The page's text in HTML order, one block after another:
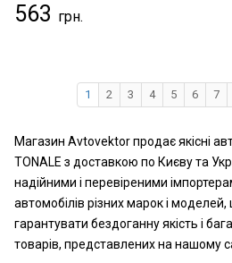
563
1 2 3 4 5 6 7
Магазин Avtovektor продає якісні
TONALE з доставкою по Києву та
надійними і перевіреними
автомобілів різних марок і
гарантувати бездоганну якість і
товарів, представлених на нашому